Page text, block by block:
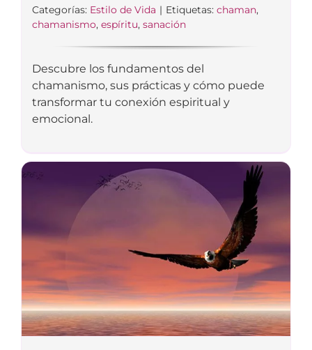
Categorías: Estilo de Vida | Etiquetas: chaman,
chamanismo, espíritu, sanación
Descubre los fundamentos del
chamanismo, sus prácticas y cómo puede
transformar tu conexión espiritual y
emocional.